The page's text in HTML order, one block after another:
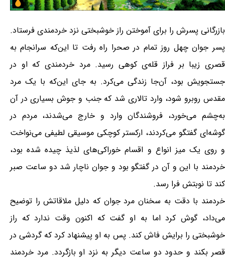
بازرگانی پسرش را برای آموختن راز خوشبختی نزد خردمندی فرستاد.
پسر جوان چهل روز تمام در صحرا راه رفت تا این‌که سرانجام به
قصری زیبا بر فراز قله‌ی کوهی رسید. مرد خردمندی که او در
جستجویش بود، آن‌جا زندگی می‌کرد. به جای این‌که با یک مرد
مقدس روبرو شود، وارد تالاری شد که جنب و جوش بسیاری در آن
به‌چشم می‌خورد، فروشندگان وارد و خارج می‌شدند، مردم در
گوشه‌ای گفتگو می‌کردند، ارکستر کوچکی موسیقی لطیفی می‌نواخت
و روی یک میز انواع و اقسام خوراکی‌های لذیذ چیده شده بود،
خردمند با این و آن در گفتگو بود و جوان ناچار شد دو ساعت صبر
کند تا نوبتش فرا رسد.
خردمند با دقت به سخنان مرد جوان که دلیل ملاقاتش را توضیح
می‌داد، گوش کرد اما به او گفت که اکنون وقت ندارد که راز
خوشبختی را برایش فاش کند. پس به او پیشنهاد کرد که گردشی در
قصر بکند و حدود دو ساعت دیگر به نزد او بازگردد. مرد خردمند